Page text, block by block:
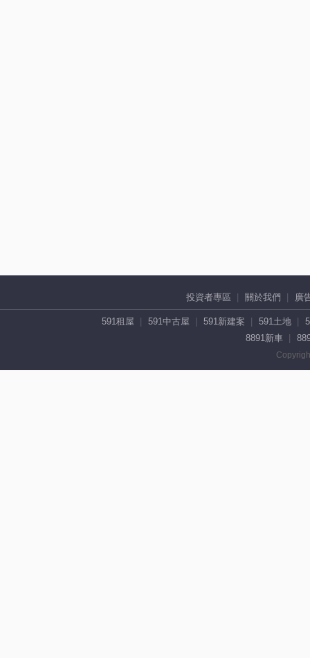
投資者專區 關於我們 廣
591租屋 591中古屋 591新建案 591土地
8891新車